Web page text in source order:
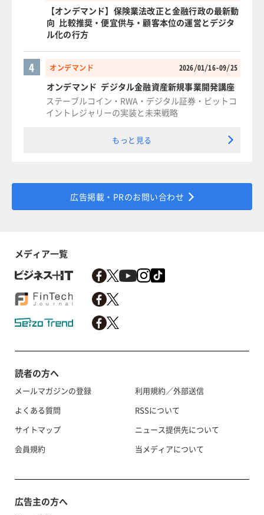
【オンデマンド】保険業法改正と金融行政の最新動
向 比較推奨・便宜供与・顧客本位の運営とデジタ
ル化の行方
オンデマンド 2026/01/16-09/25
4
オンデマンド デジタル金融資産新規事業開発講座
ステーブルコイン・RWA・デジタル証券・ビットコ
イントレジャリーの実装と未来戦略
もっと見る
広告掲載・PRのお問い合わせ
メディア一覧
読者の方へ
メールマガジンの登録
よくある質問
サイトマップ
会員規約
利用規約／外部送信
RSSについて
ニュース提供先について
当メディアについて
広告主の方へ